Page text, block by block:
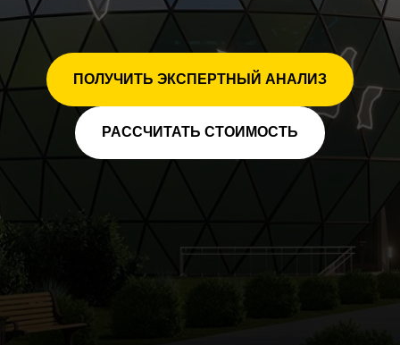
ПОЛУЧИТЬ ЭКСПЕРТНЫЙ АНАЛИЗ
РАССЧИТАТЬ СТОИМОСТЬ